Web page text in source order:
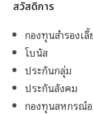
สวัสดิการ
กองทุนสำรองเ
โบนัส
ประกันกลุ่ม
ประกันสังคม
กองทุนสหกรณ์